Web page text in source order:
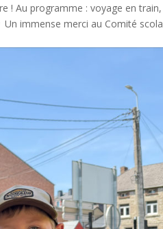
! Au programme : voyage en train,
Un immense merci au Comité